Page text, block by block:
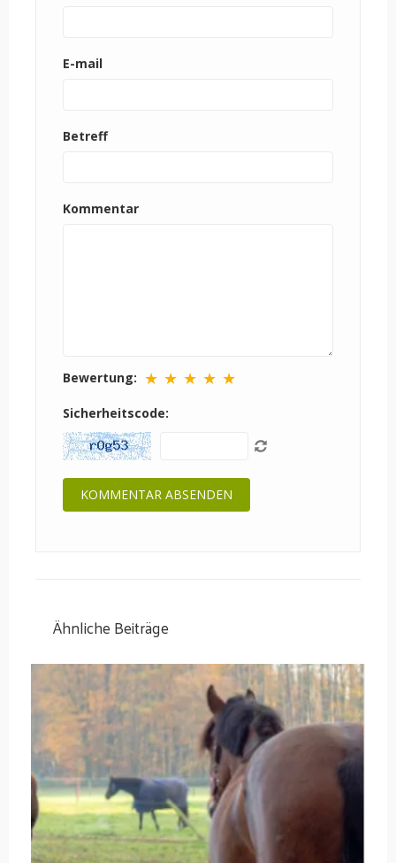
E-mail
Betreff
Kommentar
Bewertung: ★ ★ ★ ★ ★
Sicherheitscode:
Ähnliche Beiträge